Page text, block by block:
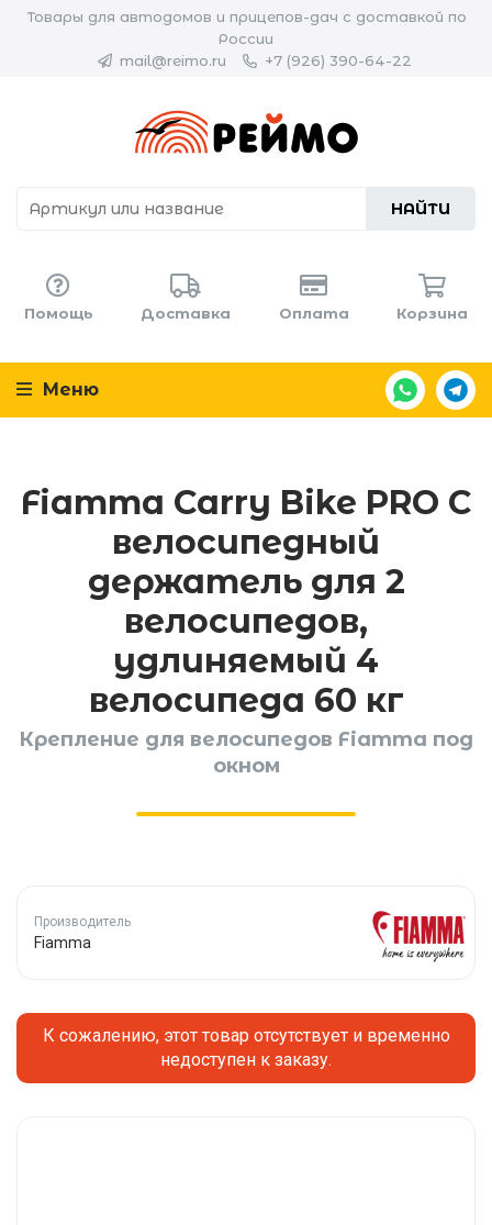
Товары для автодомов и прицепов-дач с доставкой по
России
mail@reimo.ru
+7 (926) 390-64-22
НАЙТИ
Помощь Доставка Оплата Корзина
Меню
Fiamma Carry Bike PRO C
велосипедный
держатель для 2
велосипедов,
удлиняемый 4
велосипеда 60 кг
Крепление для велосипедов Fiamma под
окном
Производитель
Fiamma
К сожалению, этот товар отсутствует и временно
недоступен к заказу.